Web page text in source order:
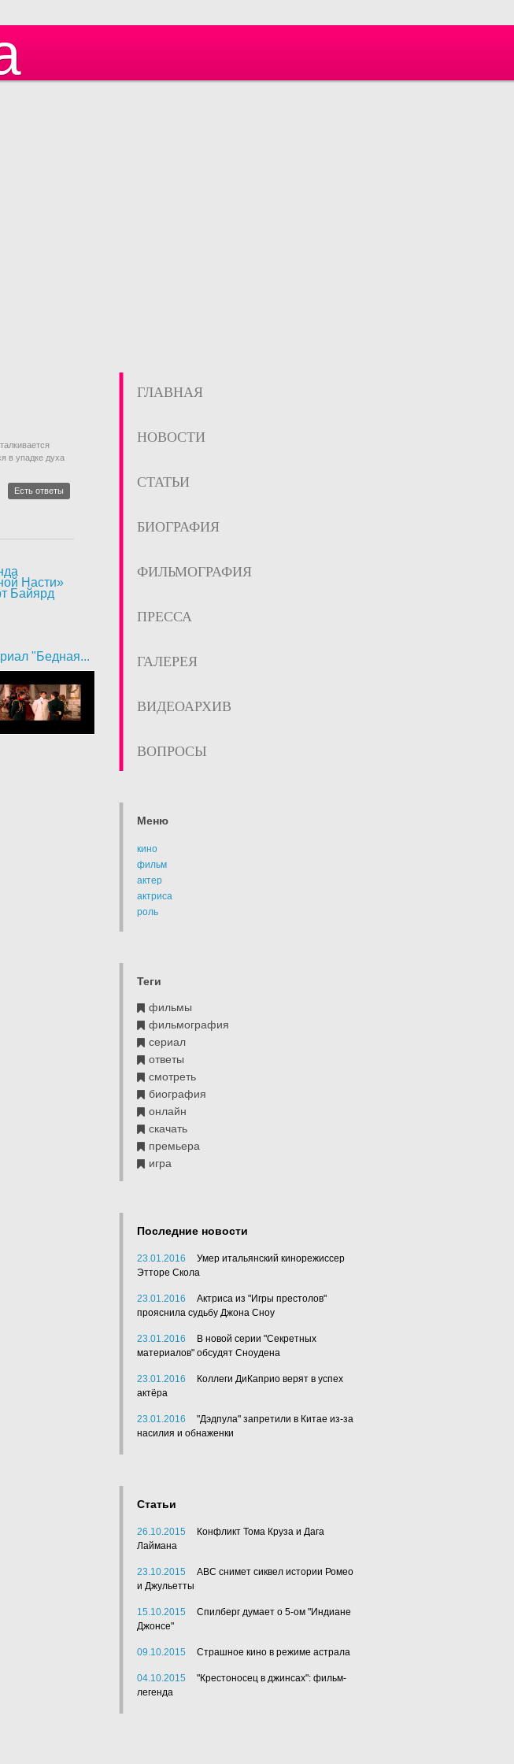
в упадке духа
Есть ответы
Насти»
Байярд
"Бедная...
ГЛАВНАЯ
НОВОСТИ
СТАТЬИ
БИОГРАФИЯ
ФИЛЬМОГРАФИЯ
ПРЕССА
ГАЛЕРЕЯ
ВИДЕОАРХИВ
ВОПРОСЫ
Меню
кино
фильм
актер
актриса
роль
Теги
фильмы
фильмография
сериал
ответы
смотреть
биография
онлайн
скачать
премьера
игра
Последние новости
23.01.2016
Умер итальянский кинорежиссер
Этторе Скола
23.01.2016
Актриса из "Игры престолов"
прояснила судьбу Джона Сноу
23.01.2016
В новой серии "Секретных
материалов" обсудят Сноудена
23.01.2016
Коллеги ДиКаприо верят в успех
актёра
23.01.2016
"Дэдпула" запретили в Китае из-за
насилия и обнаженки
Статьи
26.10.2015
Конфликт Тома Круза и Дага
Лаймана
23.10.2015
АВС снимет сиквел истории Ромео
и Джульетты
15.10.2015
Спилберг думает о 5-ом "Индиане
Джонсе"
09.10.2015 Страшное кино в режиме астрала
04.10.2015
"Крестоносец в джинсах": фильм-
легенда